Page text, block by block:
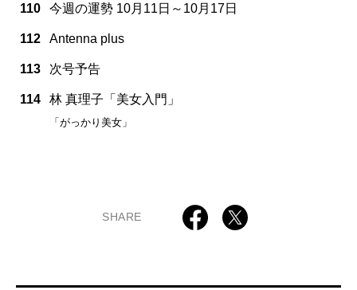
110 今週の運勢 10月11日～10月17日
112 Antenna plus
113 次号予告
114 林 真理子「美女入門」
「がっかり美女」
SHARE